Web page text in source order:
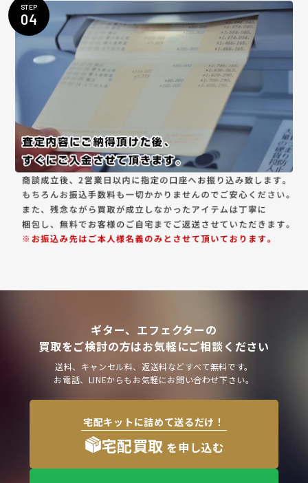
STEP
04
ギター、エフェクターの
買取をご検討の方はお気軽にご相談ください
送料、キャンセル料、返送料などすべて無料です。
お電話、LINEからもお気軽にお問い合わせ下さい。
宅配キットに詰めて送るだけ！
宅配買取 を申し込む